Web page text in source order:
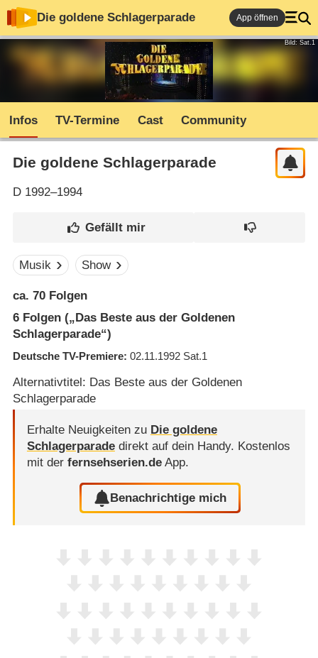
Die goldene Schlagerparade App öffnen
Bild: Sat.1
Infos TV-Termine Cast Community
Die goldene Schlagerparade
D1992–1994
Musik Show
ca. 70 Folgen
6Folgen („Das Beste aus der Goldenen
Schlagerparade“)
Deutsche TV-Premiere 02.11.1992 Sat.1
Alternativtitel: Das Beste aus der Goldenen
Schlagerparade
Erhalte Neuigkeiten zu Die goldene
Schlagerparadedirekt auf dein Handy. Kostenlos
mit der fernsehserien.deApp.
Benachrichtige mich